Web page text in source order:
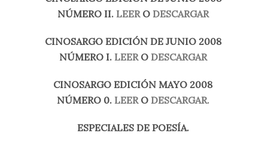
NÚMERO II. LEERO DESCARGAR
CINOSARGO EDICIÓN DE JUNIO 2008
NÚMERO I. LEERO DESCARGAR
CINOSARGO EDICIÓN MAYO 2008
NÚMERO 0.LEERO DESCARGAR.
ESPECIALES DE POESÍA.